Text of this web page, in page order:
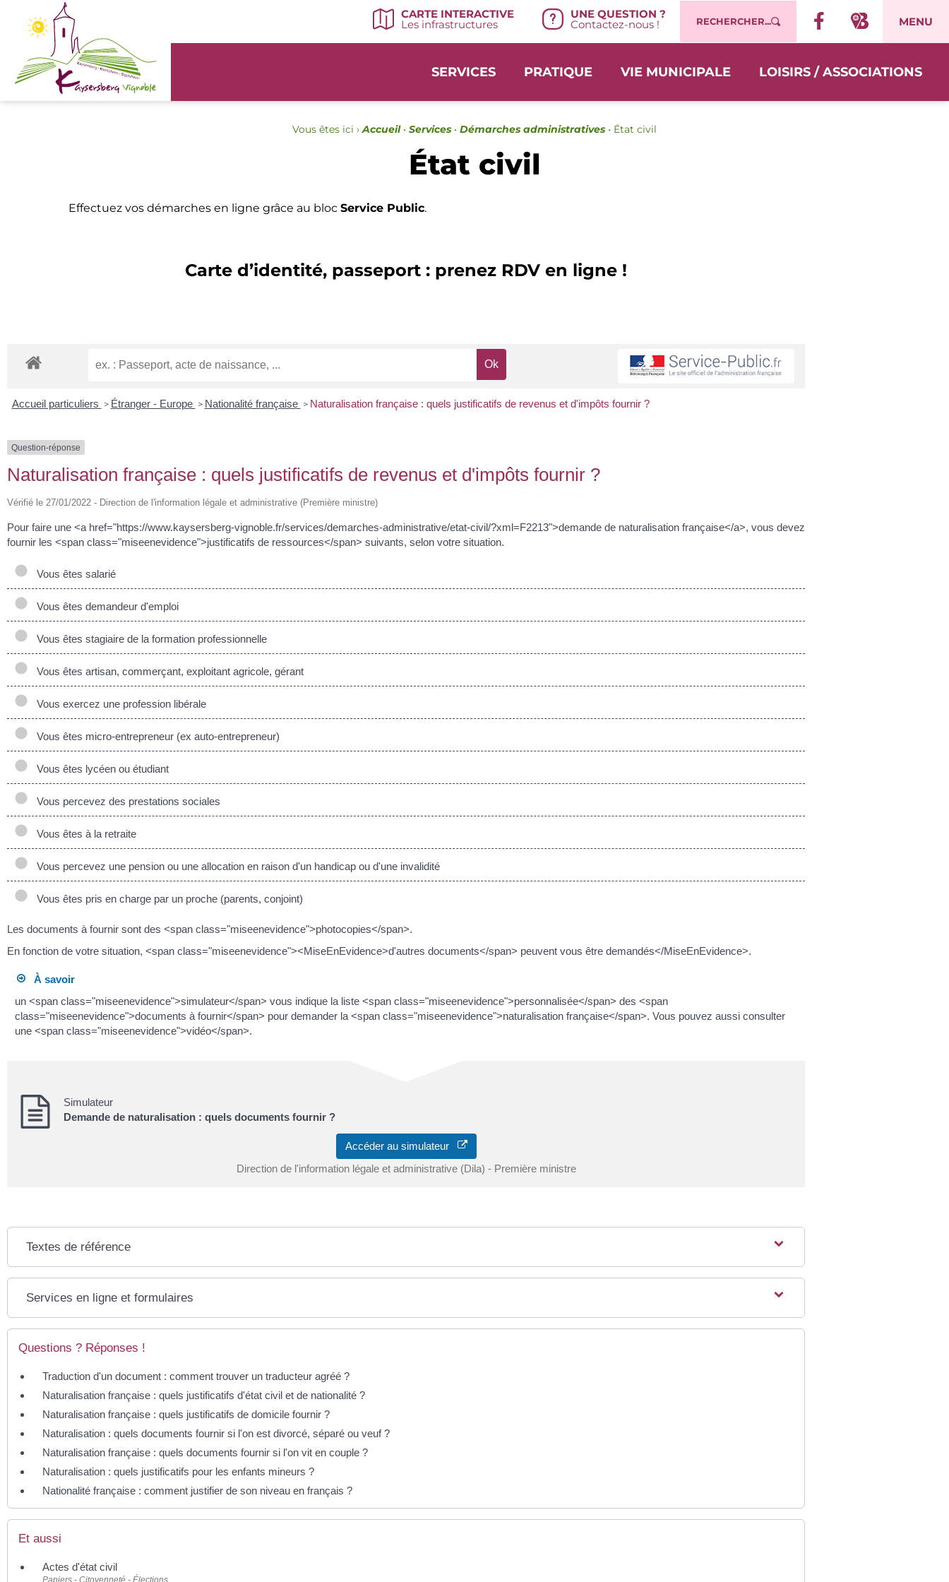
CARTE INTERACTIVE
Les infrastructures
UNE QUESTION ?
Contactez-nous ! RECHERCHER... MENU
SERVICES PRATIQUE VIE MUNICIPALE LOISIRS / ASSOCIATIONS
Vous êtes ici › Accueil• Services • Démarches administratives • État civil
État civil
Effectuez vos démarches en ligne grâce au bloc Service Public.
Carte d’identité, passeport : prenez RDV en ligne !
Accueil particuliers > Étranger - Europe > Nationalité française > Naturalisation française : quels justificatifs de revenus et d'impôts fournir ?
Question-réponse
Naturalisation française : quels justificatifs de revenus et d'impôts fournir ?
Vérifié le 27/01/2022 - Direction de l'information légale et administrative (Première ministre)
Pour faire une <a href="https://www.kaysersberg-vignoble.fr/services/demarches-administrative/etat-civil/?xml=F2213">demande de naturalisation française</a>, vous devez
fournir les <span class="miseenevidence">justificatifs de ressources</span> suivants, selon votre situation.
Vous êtes salarié
Vous êtes demandeur d'emploi
Vous êtes stagiaire de la formation professionnelle
Vous êtes artisan, commerçant, exploitant agricole, gérant
Vous exercez une profession libérale
Vous êtes micro-entrepreneur (ex auto-entrepreneur)
Vous êtes lycéen ou étudiant
Vous percevez des prestations sociales
Vous êtes à la retraite
Vous percevez une pension ou une allocation en raison d'un handicap ou d'une invalidité
Vous êtes pris en charge par un proche (parents, conjoint)
Les documents à fournir sont des <span class="miseenevidence">photocopies</span>.
En fonction de votre situation, <span class="miseenevidence"><MiseEnEvidence>d'autres documents</span> peuvent vous être demandés</MiseEnEvidence>.
À savoir
un <span class="miseenevidence">simulateur</span> vous indique la liste <span class="miseenevidence">personnalisée</span> des <span
class="miseenevidence">documents à fournir</span> pour demander la <span class="miseenevidence">naturalisation française</span>. Vous pouvez aussi consulter
une <span class="miseenevidence">vidéo</span>.
Simulateur
Demande de naturalisation : quels documents fournir ?
Accéder au simulateur
Direction de l'information légale et administrative (Dila) - Première ministre
Textes de référence
Services en ligne et formulaires
Questions ? Réponses !
Traduction d'un document : comment trouver un traducteur agréé ?
Naturalisation française : quels justificatifs d'état civil et de nationalité ?
Naturalisation française : quels justificatifs de domicile fournir ?
Naturalisation : quels documents fournir si l'on est divorcé, séparé ou veuf ?
Naturalisation française : quels documents fournir si l'on vit en couple ?
Naturalisation : quels justificatifs pour les enfants mineurs ?
Nationalité française : comment justifier de son niveau en français ?
Et aussi
Actes d'état civil
Panneau de gestion des cookies